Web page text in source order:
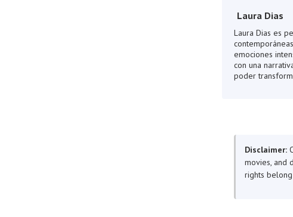
Laura Dias
Laura Dias es
emociones
con una
poder
Disclaimer:
movies, and
rights